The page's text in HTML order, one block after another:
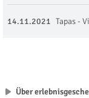
14.11.2021 Tapas -
Über